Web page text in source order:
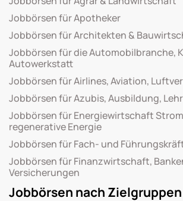
Jobbörsen für Apotheker
Jobbörsen für Architekten &
Jobbörsen für die Automobilbranche,
Autowerkstatt
Jobbörsen für Airlines, Aviation,
Jobbörsen für Azubis, Ausbildung,
Jobbörsen für Energiewirtschaft Strom,
regenerative Energie
Jobbörsen für Fach- und
Jobbörsen für Finanzwirtschaft,
Versicherungen
Jobbörsen nach Zielgruppen